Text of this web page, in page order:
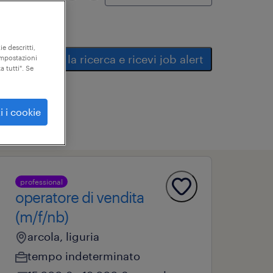
salva la ricerca e ricevi job alert
professional
operatore di vendita
(m/f/nb)
arcola, liguria
tempo indeterminato
descritti,
tutti". Se
i cookie